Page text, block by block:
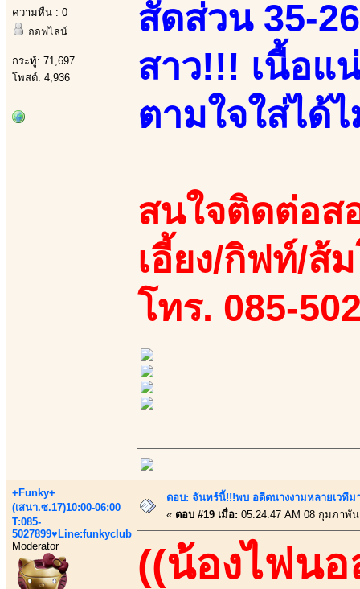
ความหื่น : 0
ออฟไลน์
กระทู้: 71,697
โพสต์: 4,936
สัดส่วน 35-
สาว!!! เนื้อ
ตามใจใส่ได้
สนใจติดต่อส
เอี้ยง/กิฟท์/ส้
โทร. 085-
+Funky+
(เสนา.ซ.17)10:00-06:00
T:085-
5027899♥Line:funkyclub
Moderator
ตอบ: จันทร์นี้!!!พบ อดีตนางงามหลายเวที
« ตอบ #19 เมื่อ: 05:24:47 AM 08 กุมภาพั
((น้องไฟนอ